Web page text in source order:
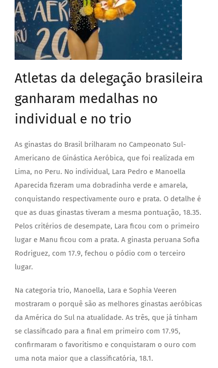
Atletas da delegação brasileira
ganharam medalhas no
individual e no trio
As ginastas do Brasil brilharam no Campeonato Sul-
Americano de Ginástica Aeróbica, que foi realizada em
Lima, no Peru. No individual, Lara Pedro e Manoella
Aparecida fizeram uma dobradinha verde e amarela,
conquistando respectivamente ouro e prata. O detalhe é
que as duas ginastas tiveram a mesma pontuação, 18.35.
Pelos critérios de desempate, Lara ficou com o primeiro
lugar e Manu ficou com a prata. A ginasta peruana Sofia
Rodriguez, com 17.9, fechou o pódio com o terceiro
lugar.
Na categoria trio, Manoella, Lara e Sophia Veeren
mostraram o porquê são as melhores ginastas aeróbicas
da América do Sul na atualidade. As três, que já tinham
se classificado para a final em primeiro com 17.95,
confirmaram o favoritismo e conquistaram o ouro com
uma nota maior que a classificatória, 18.1.